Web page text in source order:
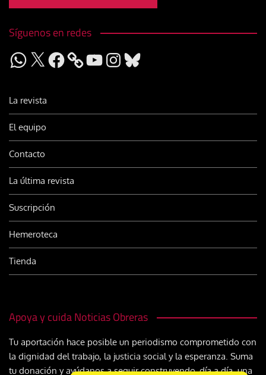
Síguenos en redes
WhatsApp
X Facebook YouTubeInstagram
Bluesky
La revista
El equipo
Contacto
La última revista
Suscripción
Hemeroteca
Tienda
Apoya y cuida Noticias Obreras
Tu aportación hace posible un periodismo comprometido con
la dignidad del trabajo, la justicia social y la esperanza. Suma
tu donación y ayúdanos a seguir construyendo, día a día, una